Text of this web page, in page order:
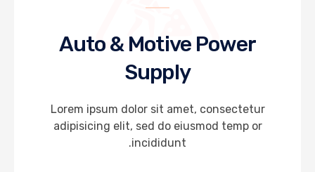
Auto & Motive Power
Supply
Lorem ipsum dolor sit amet, consectetur
adipisicing elit, sed do eiusmod temp or
incididunt.